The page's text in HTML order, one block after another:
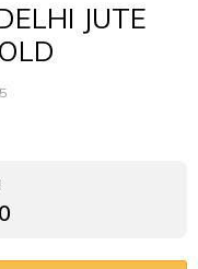
JUTE